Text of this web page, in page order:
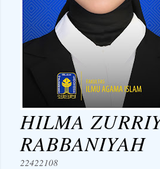
HILMA
RABBANIYAH
22422108